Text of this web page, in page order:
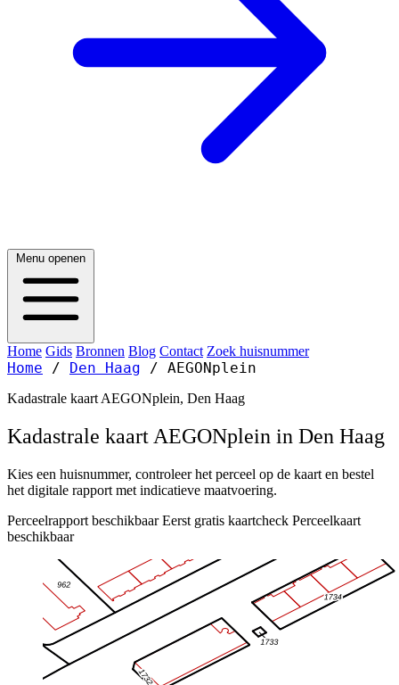
Menu openen
Home Gids Bronnen Blog Contact Zoek huisnummer
Home / Den Haag / AEGONplein
Kadastrale kaart AEGONplein, Den Haag
Kadastrale kaart AEGONplein in Den Haag
Kies een huisnummer, controleer het perceel op de kaart en bestel
het digitale rapport met indicatieve maatvoering.
Perceelrapport beschikbaar Eerst gratis kaartcheck Perceelkaart
beschikbaar